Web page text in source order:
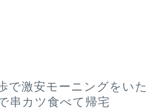
で激安モーニングをいた
串カツ食べて帰宅